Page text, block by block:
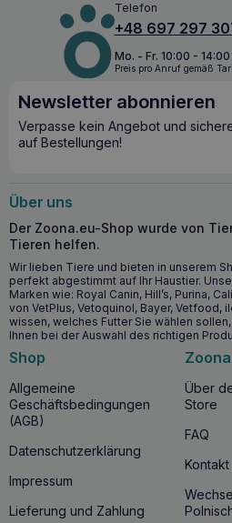
Antibackmittel oder Farbstoffe.
Eigenschaften 100% natürlich:
granuliert. reich an Eiweiß: enthält
wertvolle Quelle dieses
Unterstützung des
auf chronische Erkrankungen des
auswirkt. bioverfügbare
enthaltenen Aminosäuren sind
Knochen, Knorpel, Haut und
Trockenfutter nach dem
Wasserlöslichkeit: Kollagen kann
gestreut werden, es löst sich nach
Empfohlene Dosierung: 1 g pro 5
Tag. Anreicherung mit Vitamin C:
Kollagen mit einer natürlichen
Hagebuttenmehl, in einem
mischen. Die Zugabe von
Aufnahme des Kollagens in den
gefriergetrocknetem
hervorragende Unterstützung für
Tieres. Bei der Kombination mit
Hagebuttenmehl nicht
Wissenschaftliche Belege
Veröffentlichungen: Die effektive
Collagen wird durch
gestützt, u. a. durch die Arbeit von
Appelt, die eine signifikante
Skelett-Problemen bei Tieren
zur Dissertation von Nina Weide
Telefon
+48 697 297
Mo. - Fr. 10:00 - 14:00
Preis pro Anruf gemäß
Newsletter abonnieren
Verpasse kein Angebot und
auf Bestellungen!
Über uns
Der Zoona.eu-Shop wurde von
Tieren helfen.
Wir lieben Tiere und bieten in unserem
perfekt abgestimmt auf Ihr Haustier.
Marken wie: Royal Canin, Hill’s, Purina,
von VetPlus, Vetoquinol, Bayer, Vetfood,
wissen, welches Futter Sie wählen
Ihnen bei der Auswahl des richtigen
Shop
Allgemeine
Geschäftsbedingungen
(AGB)
Datenschutzerklärung
Impressum
Lieferung und Zahlung
Über
Store
FAQ
Kontakt